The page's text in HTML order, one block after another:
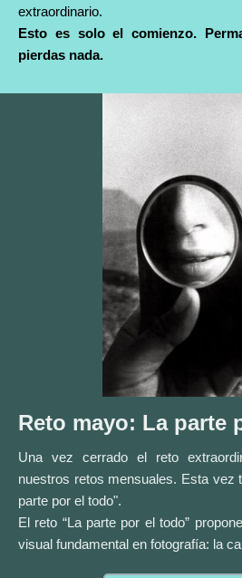
extraordinario.
Esto es solo el comienzo.
pierdas nada.
Reto mayo: La parte
Una vez cerrado el reto
nuestros retos mensuales. Esta vez
parte por el todo".
El reto “La parte por el todo”
visual fundamental en fotografía: la